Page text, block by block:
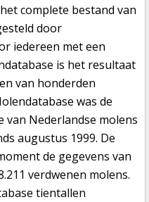
complete bestand van
door
iedereen met een
is het resultaat
van honderden
was de
Nederlandse molens
augustus 1999. De
de gegevens van
verdwenen molens.
tientallen